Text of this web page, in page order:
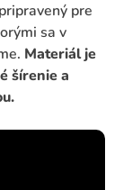
pre
sa v
Materiál je
šírenie a